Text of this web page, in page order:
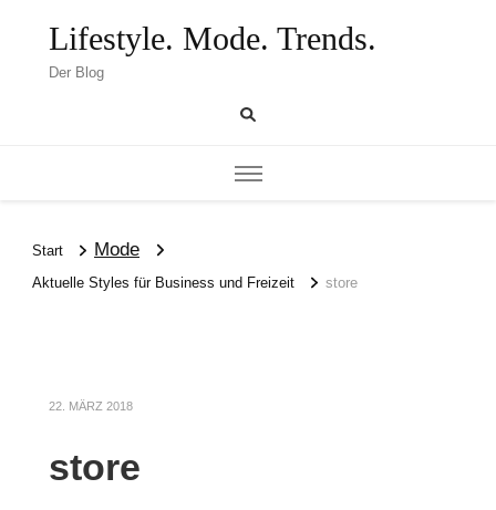
Lifestyle. Mode. Trends.
Der Blog
Start Mode
Aktuelle Styles für Business und Freizeit store
22. MÄRZ 2018
store